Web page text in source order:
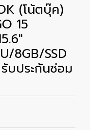
(โน้ตบุ๊ค)
15
8GB/SSD
รับประกันซ่อม